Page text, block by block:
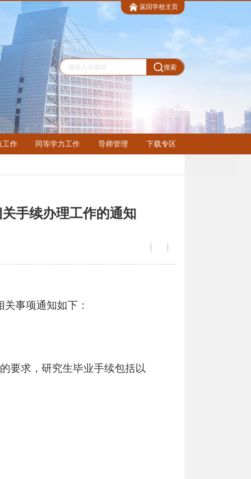
返回学校主页
搜索
工作 同等学力工作 导师管理 下载专区
手续办理工作的通知
关事项通知如下 ：
要求，研究生毕业手续包括以